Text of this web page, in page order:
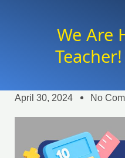
We Are
April 30, 2024 No